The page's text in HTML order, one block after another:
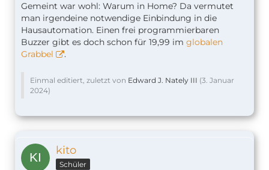
Gemeint war wohl: Warum in Home? Da vermutet
man irgendeine notwendige Einbindung in die
Hausautomation. Einen frei programmierbaren
Buzzer gibt es doch schon für 19,99 im globalen
Grabbel
.
Einmal editiert, zuletzt von Edward J. Nately III (3. Januar
2024)
kito
Schüler